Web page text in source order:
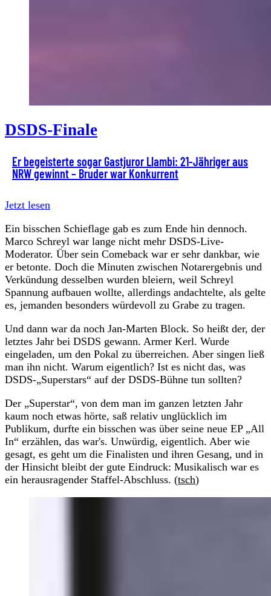
DSDS-Finale
Er begeisterte sogar Gastjuror Llambi: 21-Jähriger aus
NRW gewinnt – Bruder war Konkurrent
Jetzt lesen
Ein bisschen Schieflage gab es zum Ende hin dennoch.
Marco Schreyl war lange nicht mehr DSDS-Live-
Moderator. Über sein Comeback war er sehr dankbar, wie
er betonte. Doch die Minuten zwischen Notarergebnis und
Verkündung desselben wurden bleiern, weil Schreyl
Spannung aufbauen wollte, allerdings andachtelte, als gelte
es, jemanden besonders würdevoll zu Grabe zu tragen.
Und dann war da noch Jan-Marten Block. So heißt der, der
letztes Jahr bei DSDS gewann. Armer Kerl. Wurde
eingeladen, um den Pokal zu überreichen. Aber singen ließ
man ihn nicht. Warum eigentlich? Ist es nicht das, was
DSDS-„Superstars“ auf der DSDS-Bühne tun sollten?
Der „Superstar“, von dem man im ganzen letzten Jahr
kaum noch etwas hörte, saß relativ unglücklich im
Publikum, durfte ein bisschen was über seine neue EP „All
In“ erzählen, das war's. Unwürdig, eigentlich. Aber wie
gesagt, es geht um die Finalisten und ihren Gesang, und in
der Hinsicht bleibt der gute Eindruck: Musikalisch war es
ein herausragender Staffel-Abschluss. (tsch)